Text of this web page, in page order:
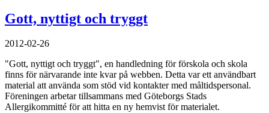
Gott, nyttigt och tryggt
2012-02-26
"Gott, nyttigt och tryggt", en handledning för förskola och skola
finns för närvarande inte kvar på webben. Detta var ett användbart
material att använda som stöd vid kontakter med måltidspersonal.
Föreningen arbetar tillsammans med Göteborgs Stads
Allergikommitté för att hitta en ny hemvist för materialet.